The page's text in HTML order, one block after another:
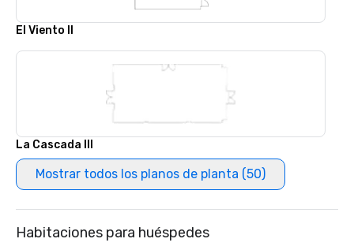
El Viento II
La Cascada III
Mostrar todos los planos de planta (50)
Habitaciones para huéspedes